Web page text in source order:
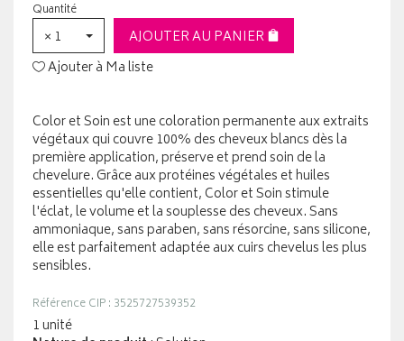
Quantité
× 1
AJOUTER AU PANIER
Ajouter à Ma liste
Color et Soin est une coloration permanente aux extraits
végétaux qui couvre 100% des cheveux blancs dès la
première application, préserve et prend soin de la
chevelure. Grâce aux protéines végétales et huiles
essentielles qu'elle contient, Color et Soin stimule
l'éclat, le volume et la souplesse des cheveux. Sans
ammoniaque, sans paraben, sans résorcine, sans silicone,
elle est parfaitement adaptée aux cuirs chevelus les plus
sensibles.
Référence CIP : 3525727539352
1 unité